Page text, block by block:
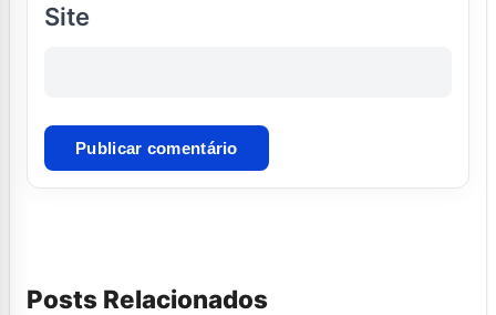
Site
Posts Relacionados